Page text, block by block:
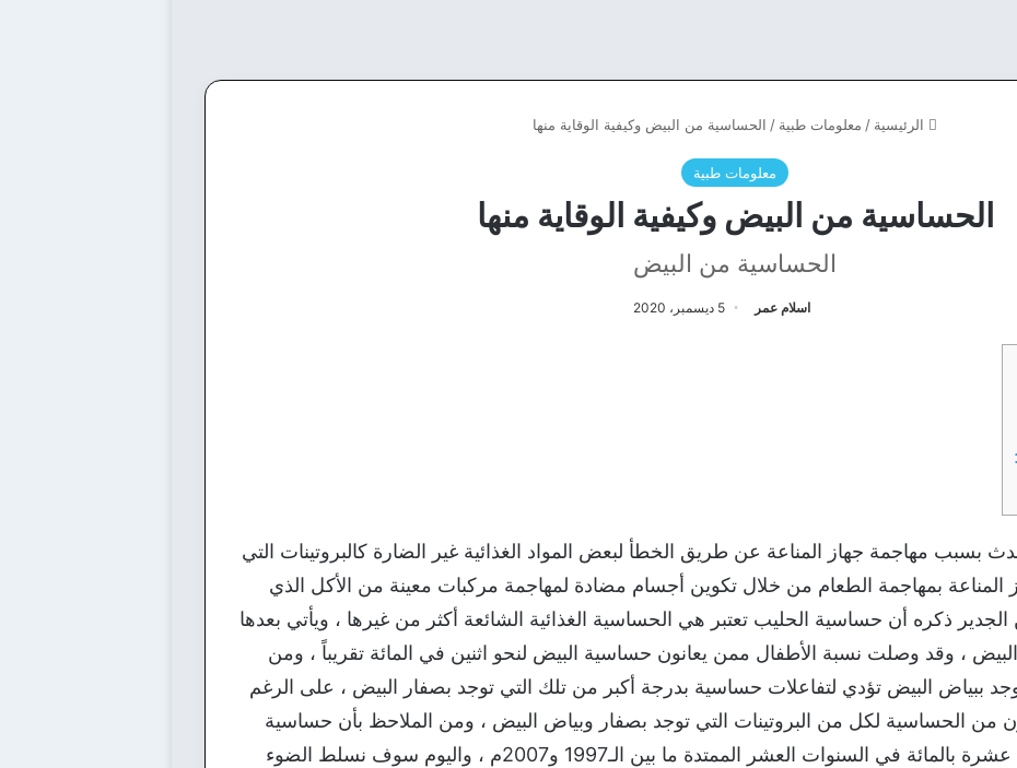
الرئيسية / معلومات طبية / الحساسية من البيض وكيفية الوقاية منها
معلومات طبية
الحساسية من البيض وكيفية الوقاية منها
الحساسية من البيض
اسلام عمر 5 ديسمبر، 2020
بسبب مهاجمة جهاز المناعة عن طريق الخطأ لبعض المواد الغذائية غير الضارة كالبروتينات التي
المناعة بمهاجمة الطعام من خلال تكوين أجسام مضادة لمهاجمة مركبات معينة من الأكل الذي
ذكره أن حساسية الحليب تعتبر هي الحساسية الغذائية الشائعة أكثر من غيرها ، ويأتي بعدها
، وقد وصلت نسبة الأطفال ممن يعانون حساسية البيض لنحو اثنين في المائة تقريباً ، ومن
توجد ببياض البيض تؤدي لتفاعلات حساسية بدرجة أكبر من تلك التي توجد بصفار البيض ، على الرغم
من الحساسية لكل من البروتينات التي توجد بصفار وبياض البيض ، ومن الملاحظ بأن حساسية
الأغذية قد زادت بنحو ثمانية عشرة بالمائة في السنوات العشر الممتدة ما بين الـ1997 و2007م ، واليوم سوف نسلط الضوء